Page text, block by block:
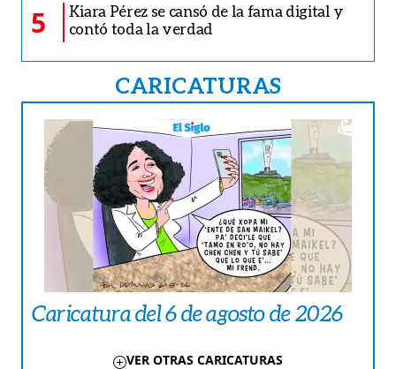
5
Kiara Pérez se cansó de la fama digital y
contó toda la verdad
CARICATURAS
Caricatura del 6 de agosto de 2026
VER OTRAS CARICATURAS